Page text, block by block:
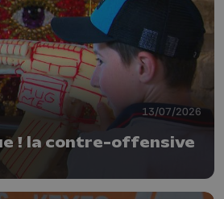
13/07/2026
! la contre-offensive